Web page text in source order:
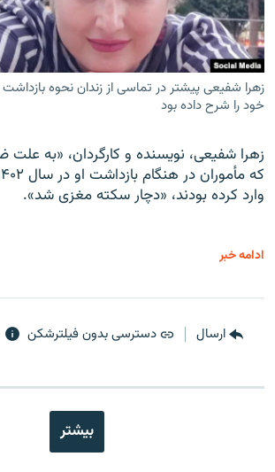
زهرا شفیعی پیشتر در تماسی از زندان نحوه
خود را شرح داده بود
زهرا شفیعی، نویسنده و کارگردان، «به
وارد کرده بودند، «دچار سکته مغزی شد».
ادامه خبر
ارسال دسترسی بدون فیلترشکن
بیشتر